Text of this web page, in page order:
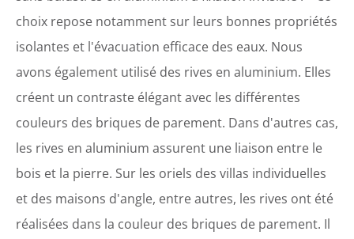
choix repose notamment sur leurs bonnes propriétés
isolantes et l'évacuation efficace des eaux. Nous
avons également utilisé des rives en aluminium. Elles
créent un contraste élégant avec les différentes
couleurs des briques de parement. Dans d'autres cas,
les rives en aluminium assurent une liaison entre le
bois et la pierre. Sur les oriels des villas individuelles
et des maisons d'angle, entre autres, les rives ont été
réalisées dans la couleur des briques de parement. Il